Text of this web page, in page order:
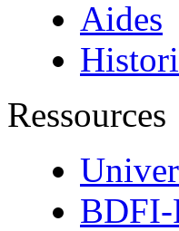
Aides
Ressources
BDFI-